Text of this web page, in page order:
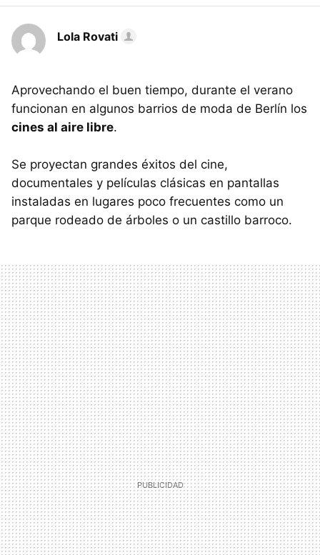
Lola Rovati
Aprovechando el buen tiempo, durante el verano
funcionan en algunos barrios de moda de Berlín los
cines al aire libre.
Se proyectan grandes éxitos del cine,
documentales y películas clásicas en pantallas
instaladas en lugares poco frecuentes como un
parque rodeado de árboles o un castillo barroco.